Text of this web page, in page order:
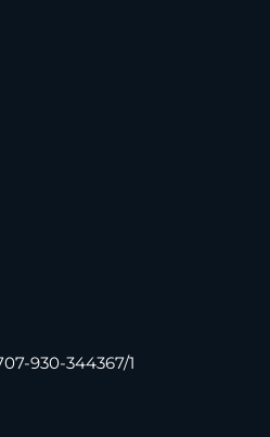
930-344367/1